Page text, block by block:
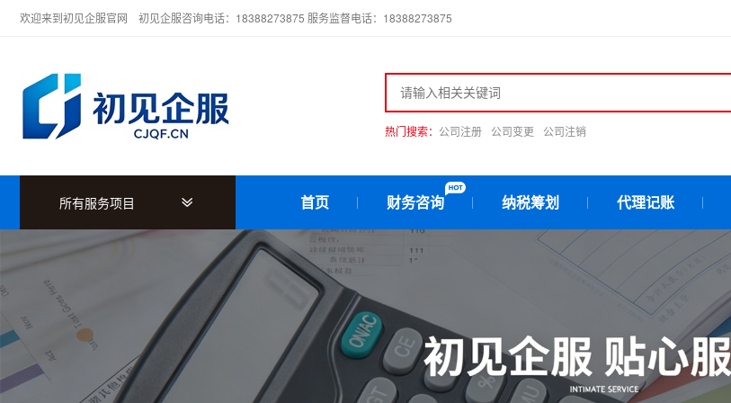
欢迎来到初见企服官网 初见企服咨询电话：18388273875 服务监督电话：18388273875
热门搜索： 公司注册 公司变更 公司注销
所有服务项目 首页 财务咨询 纳税筹划 代理记账